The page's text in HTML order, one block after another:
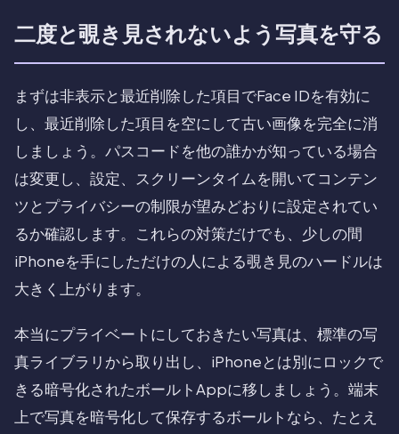
二度と覗き見されないよう写真を守る
まずは非表示と最近削除した項目でFace IDを有効に
し、最近削除した項目を空にして古い画像を完全に消
しましょう。パスコードを他の誰かが知っている場合
は変更し、設定、スクリーンタイムを開いてコンテン
ツとプライバシーの制限が望みどおりに設定されてい
るか確認します。これらの対策だけでも、少しの間
iPhoneを手にしただけの人による覗き見のハードルは
大きく上がります。
本当にプライベートにしておきたい写真は、標準の写
真ライブラリから取り出し、iPhoneとは別にロックで
きる暗号化されたボールトAppに移しましょう。端末
上で写真を暗号化して保存するボールトなら、たとえ